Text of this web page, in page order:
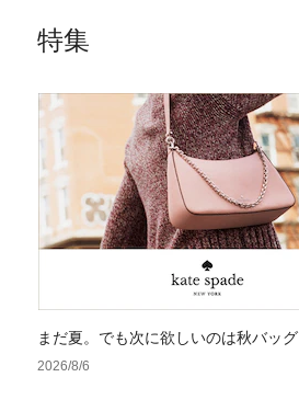
特集
まだ夏。でも次に欲しいのは秋バッグ
2026/8/6